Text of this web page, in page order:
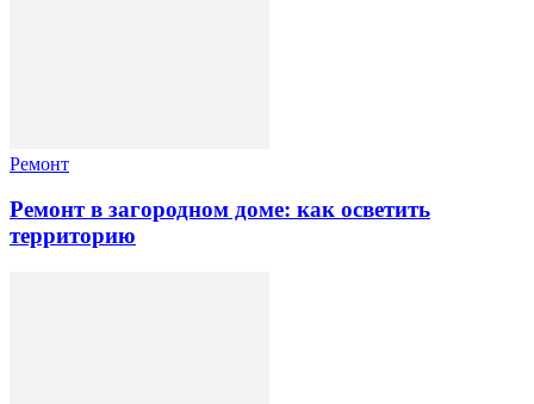
Ремонт
Ремонт в загородном доме: как осветить
территорию